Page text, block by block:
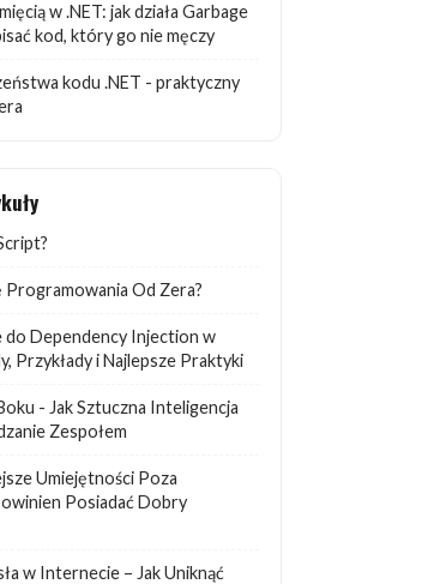
w .NET: jak działa Garbage
kod, który go nie męczy
kodu .NET - praktyczny
Programowania Od Zera?
Dependency Injection w
Przykłady i Najlepsze Praktyki
- Jak Sztuczna Inteligencja
Zespołem
Umiejętności Poza
Posiadać Dobry
w Internecie – Jak Uniknąć